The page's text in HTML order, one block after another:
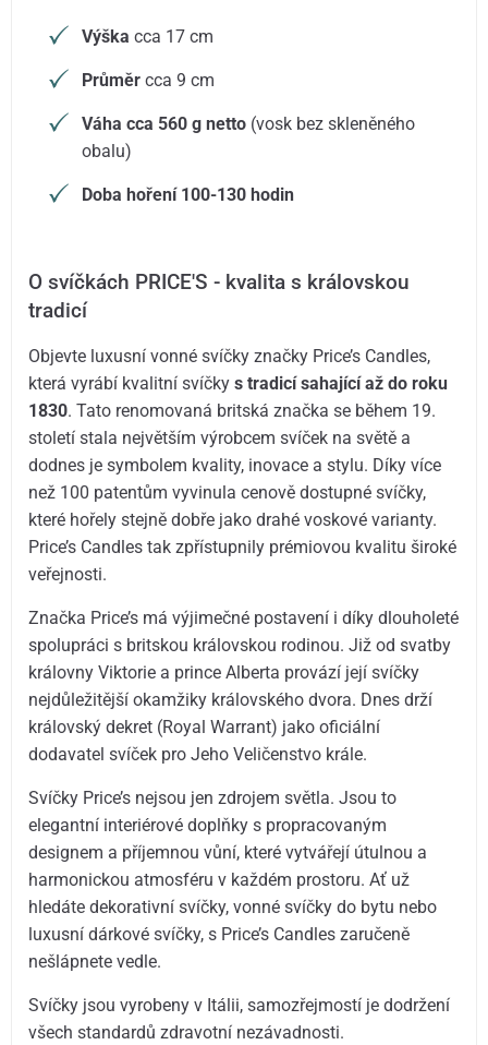
Výška cca 17 cm
Průměr cca 9 cm
Váha cca 560 g netto (vosk bez skleněného
obalu)
Doba hoření 100-130 hodin
O svíčkách PRICE'S - kvalita s královskou
tradicí
Objevte luxusní vonné svíčky značky Price’s Candles,
která vyrábí kvalitní svíčkys tradicí sahající až do roku
1830. Tato renomovaná britská značka se během 19.
století stala největším výrobcem svíček na světě a
dodnes je symbolem kvality, inovace a stylu. Díky více
než 100 patentům vyvinula cenově dostupné svíčky,
které hořely stejně dobře jako drahé voskové varianty.
Price’s Candles tak zpřístupnily prémiovou kvalitu široké
veřejnosti.
Značka Price’s má výjimečné postavení i díky dlouholeté
spolupráci s britskou královskou rodinou. Již od svatby
královny Viktorie a prince Alberta provází její svíčky
nejdůležitější okamžiky královského dvora. Dnes drží
královský dekret (Royal Warrant) jako oficiální
dodavatel svíček pro Jeho Veličenstvo krále.
Svíčky Price’s nejsou jen zdrojem světla. Jsou to
elegantní interiérové doplňky s propracovaným
designem a příjemnou vůní, které vytvářejí útulnou a
harmonickou atmosféru v každém prostoru. Ať už
hledáte dekorativní svíčky, vonné svíčky do bytu nebo
luxusní dárkové svíčky, s Price’s Candles zaručeně
nešlápnete vedle.
Svíčky jsou vyrobeny v Itálii, samozřejmostí je dodržení
všech standardů zdravotní nezávadnosti.